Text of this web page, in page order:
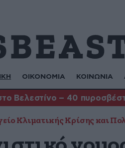
ΟΙΚΟΝΟΜΙΑ ΚΟΙΝΩΝΙΑ
Βελεστίνο – 40
Κλιματικής Κρίσης και